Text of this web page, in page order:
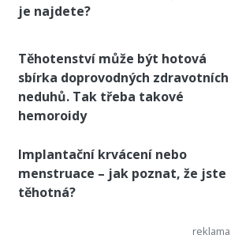
je najdete?
Těhotenství může být hotová
sbírka doprovodných zdravotních
neduhů. Tak třeba takové
hemoroidy
Implantační krvácení nebo
menstruace – jak poznat, že jste
těhotná?